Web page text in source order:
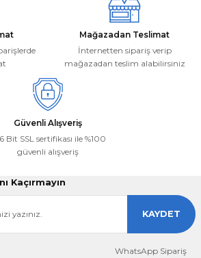
Mağazadan Teslimat
İnternetten sipariş verip
mağazadan teslim alabilirsiniz
Güvenli Alışveriş
Bit SSL sertifikası ile %100
güvenli alışveriş
Kaçırmayın
KAYDET
WhatsApp Sipariş